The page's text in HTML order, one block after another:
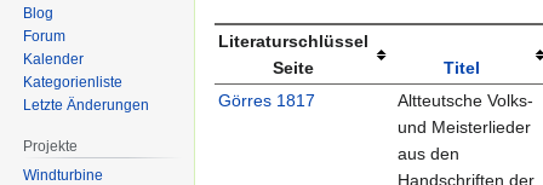
Literaturschlüssel
Seite
Titel
Görres 1817
Altteutsche Volks-
und Meisterlieder
aus den
Handschriften der
Blog
Forum
Kalender
Kategorienliste
Letzte Änderungen
Projekte
Windturbine